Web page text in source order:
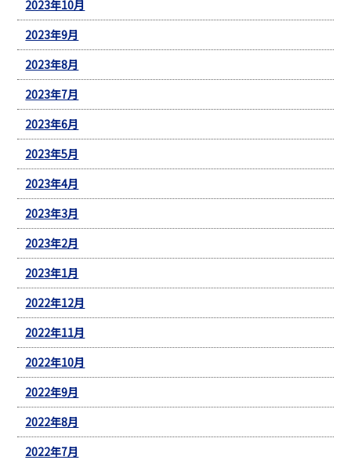
2023年10月
2023年9月
2023年8月
2023年7月
2023年6月
2023年5月
2023年4月
2023年3月
2023年2月
2023年1月
2022年12月
2022年11月
2022年10月
2022年9月
2022年8月
2022年7月